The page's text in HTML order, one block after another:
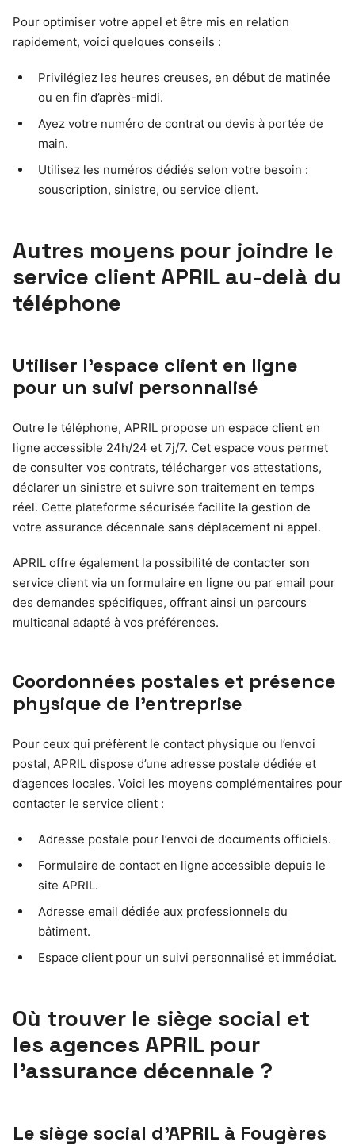
Pour optimiser votre appel et être mis en relation
rapidement, voici quelques conseils :
Privilégiez les heures creuses, en début de matinée
ou en fin d’après-midi.
Ayez votre numéro de contrat ou devis à portée de
main.
Utilisez les numéros dédiés selon votre besoin :
souscription, sinistre, ou service client.
Autres moyens pour joindre le
service client APRIL au-delà du
téléphone
Utiliser l’espace client en ligne
pour un suivi personnalisé
Outre le téléphone, APRIL propose un espace client en
ligne accessible 24h/24 et 7j/7. Cet espace vous permet
de consulter vos contrats, télécharger vos attestations,
déclarer un sinistre et suivre son traitement en temps
réel. Cette plateforme sécurisée facilite la gestion de
votre assurance décennale sans déplacement ni appel.
APRIL offre également la possibilité de contacter son
service client via un formulaire en ligne ou par email pour
des demandes spécifiques, offrant ainsi un parcours
multicanal adapté à vos préférences.
Coordonnées postales et présence
physique de l’entreprise
Pour ceux qui préfèrent le contact physique ou l’envoi
postal, APRIL dispose d’une adresse postale dédiée et
d’agences locales. Voici les moyens complémentaires pour
contacter le service client :
Adresse postale pour l’envoi de documents officiels.
Formulaire de contact en ligne accessible depuis le
site APRIL.
Adresse email dédiée aux professionnels du
bâtiment.
Espace client pour un suivi personnalisé et immédiat.
Où trouver le siège social et
les agences APRIL pour
l’assurance décennale ?
Le siège social d’APRIL à Fougères